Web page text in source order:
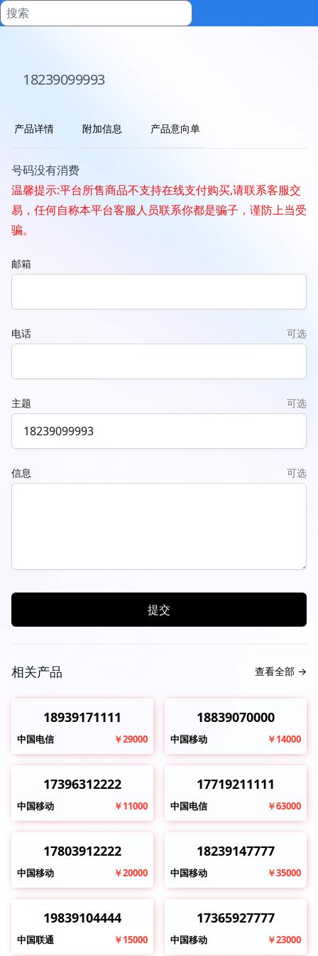
18239099993
产品详情 附加信息 产品意向单
号码没有消费
温馨提示:平台所售商品不支持在线支付购买,请联系客服交
易，任何自称本平台客服人员联系你都是骗子，谨防上当受
骗。
邮箱
电话 可选
主题 可选
信息 可选
提交
相关产品 查看全部 →
18939171111
中国电信 ￥29000
18839070000
中国移动 ￥14000
17396312222
中国移动 ￥11000
17719211111
中国电信 ￥63000
17803912222
中国移动 ￥20000
18239147777
中国移动 ￥35000
19839104444
中国联通 ￥15000
17365927777
中国移动 ￥23000